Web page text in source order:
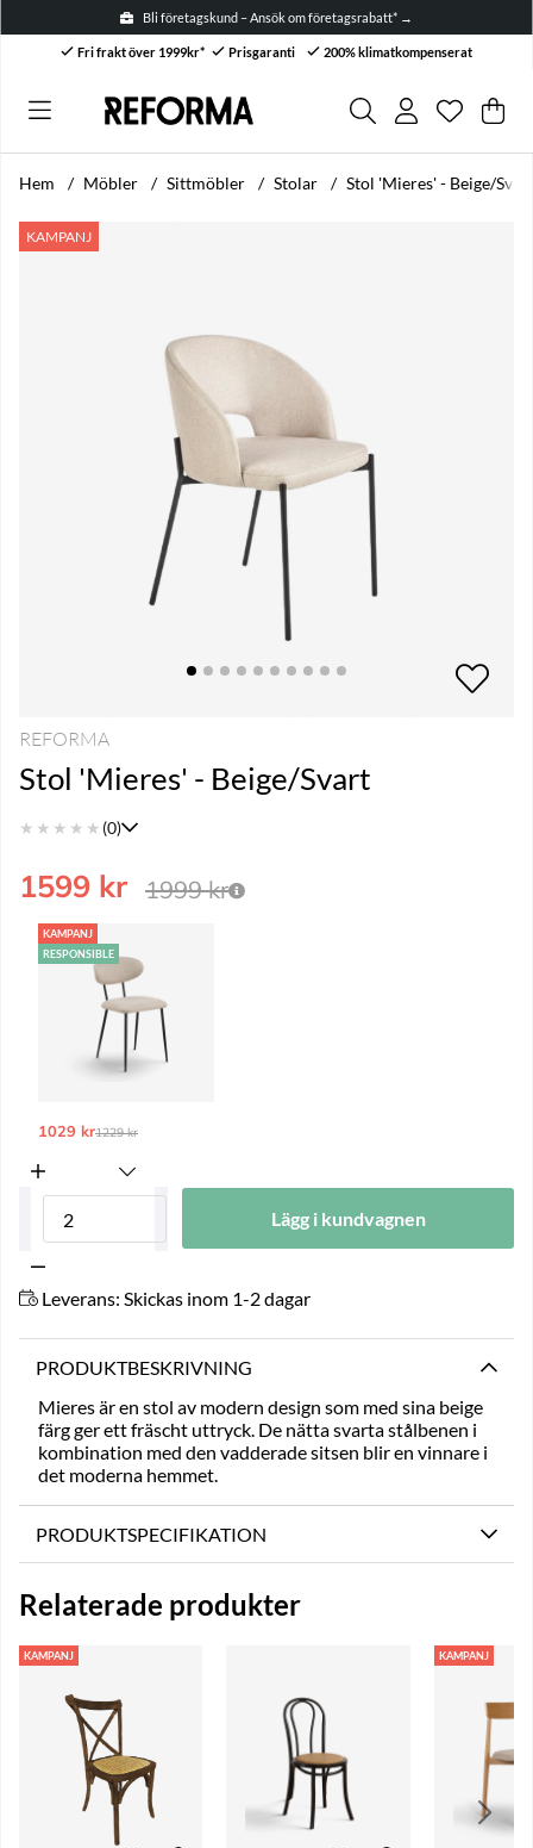
Bli företagskund – Ansök om företagsrabatt* →
Fri frakt över 1999kr* Prisgaranti 200% klimatkompenserat
Antal i
. .
Hem Möbler Sittmöbler Stolar Stol 'Mieres' - Beige/Svart
KAMPANJ
Produktbilder Stol 'Mieres' - Beige/Svart
REFORMA
Stol 'Mieres' - Beige/Svart
★ ★ ★ ★ ★ (0)
1999kr
1599 kr
KAMPANJ
RESPONSIBLE
1029 krOrdinarie pris:
1229 kr
Lägg i kundvagnen
Leverans: Skickas inom 1-2 dagar
PRODUKTBESKRIVNING
Mieres är en stol av modern design som med sina beige
färg ger ett fräscht uttryck. De nätta svarta stålbenen i
kombination med den vadderade sitsen blir en vinnare i
det moderna hemmet.
PRODUKTSPECIFIKATION
Relaterade produkter
KAMPANJ KAMPANJ